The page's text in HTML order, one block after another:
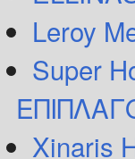
Leroy
Super
Xinaris